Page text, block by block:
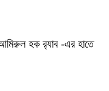
আমিরুল হক র‌্যাব -এর হাতে